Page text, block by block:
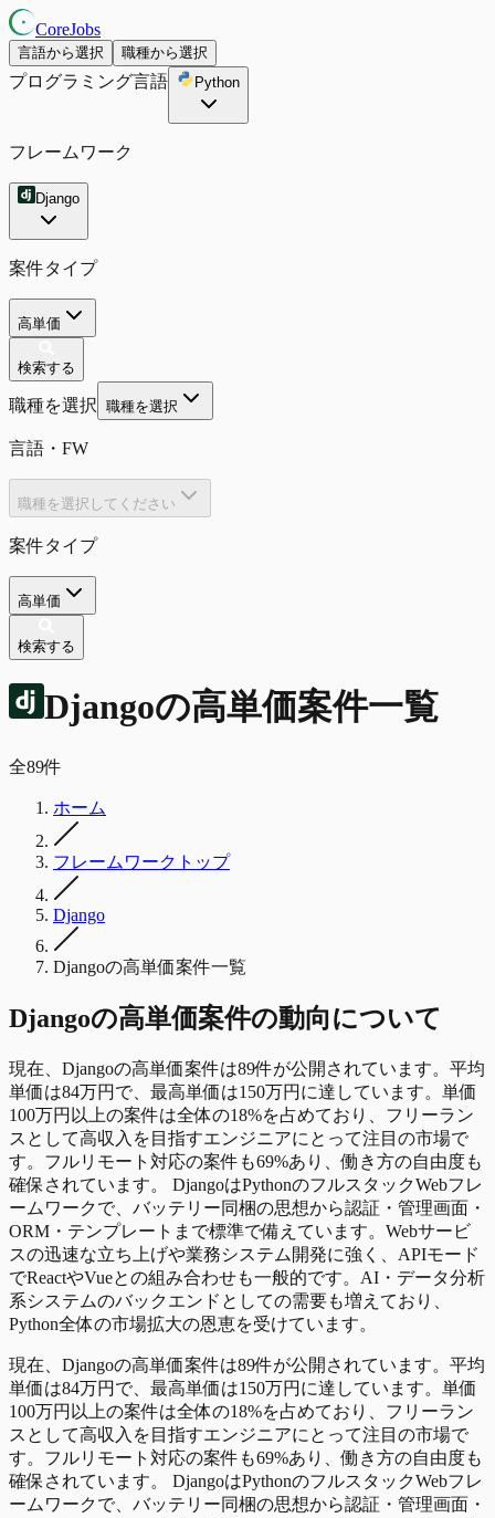
CoreJobs
言語から選択 職種から選択
プログラミング言語 Python
フレームワーク
Django
案件タイプ
高単価
検索する
職種を選択 職種を選択
言語・FW
職種を選択してください
案件タイプ
高単価
検索する
Djangoの高単価案件一覧
全89件
ホーム
フレームワークトップ
Django
Djangoの高単価案件一覧
Djangoの高単価案件の動向について
現在、Djangoの高単価案件は89件が公開されています。平均
単価は84万円で、最高単価は150万円に達しています。単価
100万円以上の案件は全体の18%を占めており、フリーラン
スとして高収入を目指すエンジニアにとって注目の市場で
す。フルリモート対応の案件も69%あり、働き方の自由度も
確保されています。 DjangoはPythonのフルスタックWebフレ
ームワークで、バッテリー同梱の思想から認証・管理画面・
ORM・テンプレートまで標準で備えています。Webサービ
スの迅速な立ち上げや業務システム開発に強く、APIモード
でReactやVueとの組み合わせも一般的です。AI・データ分析
系システムのバックエンドとしての需要も増えており、
Python全体の市場拡大の恩恵を受けています。
現在、Djangoの高単価案件は89件が公開されています。平均
単価は84万円で、最高単価は150万円に達しています。単価
100万円以上の案件は全体の18%を占めており、フリーラン
スとして高収入を目指すエンジニアにとって注目の市場で
す。フルリモート対応の案件も69%あり、働き方の自由度も
確保されています。 DjangoはPythonのフルスタックWebフレ
ームワークで、バッテリー同梱の思想から認証・管理画面・